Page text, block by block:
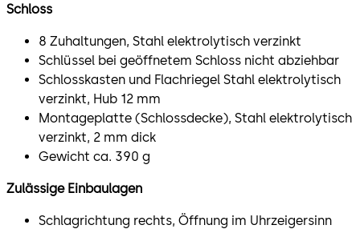
Schloss
8 Zuhaltungen, Stahl elektrolytisch verzinkt
Schlüssel bei geöffnetem Schloss nicht abziehbar
Schlosskasten und Flachriegel Stahl elektrolytisch
verzinkt, Hub 12 mm
Montageplatte (Schlossdecke), Stahl elektrolytisch
verzinkt, 2 mm dick
Gewicht ca. 390 g
Zulässige Einbaulagen
Schlagrichtung rechts, Öffnung im Uhrzeigersinn